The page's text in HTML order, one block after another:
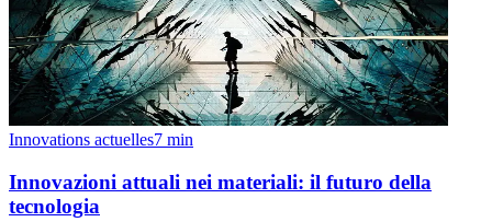
Innovations actuelles7 min
Innovazioni attuali nei materiali: il futuro della
tecnologia